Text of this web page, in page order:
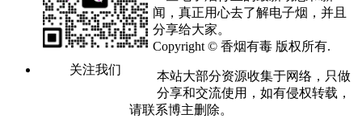
关注我们
闻，真正用心去了解电子烟，并且
分享给大家。
Copyright © 香烟有毒 版权所有.
本站大部分资源收集于网络，只做
分享和交流使用，如有侵权转载，
请联系博主删除。